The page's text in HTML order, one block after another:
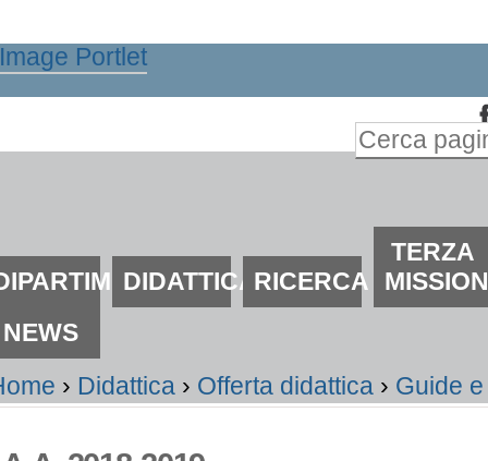
Inserire il
DIDATTICARICERCA
TERZA
NEWS
› Didattica › Offerta didattica › Guide